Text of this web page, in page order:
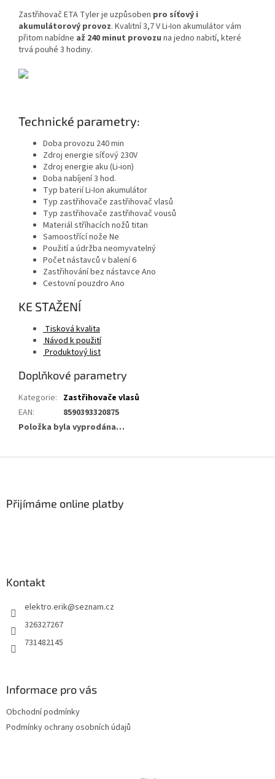
Zastřihovač ETA Tyler je uzpůsoben pro síťový i
akumulátorový provoz. Kvalitní 3,7 V Li-Ion akumulátor vám
přitom nabídne až 240 minut provozu na jedno nabití, které
trvá pouhé 3 hodiny.
Technické parametry:
Doba provozu 240 min
Zdroj energie síťový 230V
Zdroj energie aku (Li-ion)
Doba nabíjení 3 hod.
Typ baterií Li-Ion akumulátor
Typ zastřihovače zastřihovač vlasů
Typ zastřihovače zastřihovač vousů
Materiál stříhacích nožů titan
Samoostřící nože Ne
Použití a údržba neomyvatelný
Počet nástavců v balení 6
Zastřihování bez nástavce Ano
Cestovní pouzdro Ano
KE STAŽENÍ
Tisková kvalita
Návod k použití
Produktový list
Doplňkové parametry
Kategorie: Zastřihovače vlasů
EAN:
8590393320875
Položka byla vyprodána…
Přijímáme online platby
Kontakt
elektro.erik@seznam.cz
326327267
731482145
Informace pro vás
Obchodní podmínky
Podmínky ochrany osobních údajů